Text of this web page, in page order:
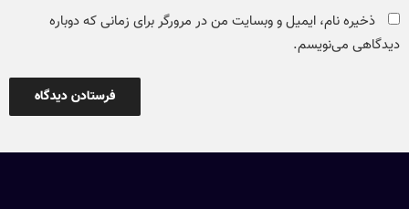
ذخیره نام، ایمیل و وبسایت من در مرورگر برای زمانی که دوباره
دیدگاهی می‌نویسم.